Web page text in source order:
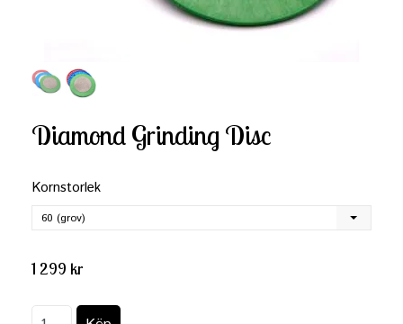
Diamond Grinding Disc
Kornstorlek
60 (grov)
1 299 kr